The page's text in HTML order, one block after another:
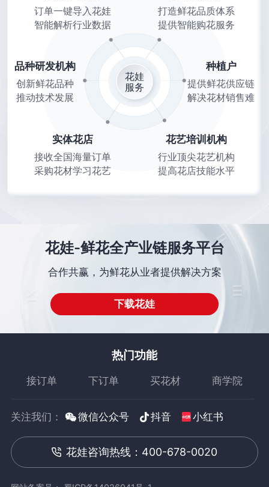
订单一键导入花娃
智能解析行业数据
打造鲜花品质体系
提供智能购花服务
品种研发机构
创新鲜花品种
推动技术发展
种植户
提供鲜花供应链
解决花材销售难
实体花店
接收全国海量订单
采购花材学习花艺
花艺培训机构
行业顶尖花艺机构
提高花店技能水平
花娃
服务
花娃-鲜花全产业链服务平台
合作共赢，为鲜花从业者提供解决方案
下载花娃
热门功能
接订单 下订单 买花材 商学院
关注我们： 微信公众号 抖音 小红书
花娃咨询热线：400-678-0020